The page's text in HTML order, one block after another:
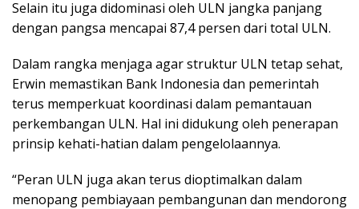
Selain itu juga didominasi oleh ULN jangka panjang
dengan pangsa mencapai 87,4 persen dari total ULN.
Dalam rangka menjaga agar struktur ULN tetap sehat,
Erwin memastikan Bank Indonesia dan pemerintah
terus memperkuat koordinasi dalam pemantauan
perkembangan ULN. Hal ini didukung oleh penerapan
prinsip kehati-hatian dalam pengelolaannya.
“Peran ULN juga akan terus dioptimalkan dalam
menopang pembiayaan pembangunan dan mendorong